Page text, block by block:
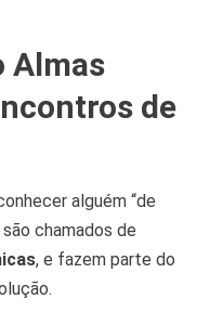
Almas
de
alguém “de
chamados de
, e fazem parte do